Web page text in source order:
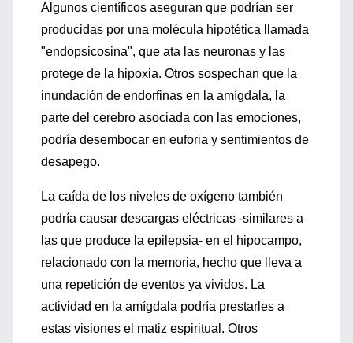
Algunos científicos aseguran que podrían ser
producidas por una molécula hipotética llamada
"endopsicosina", que ata las neuronas y las
protege de la hipoxia. Otros sospechan que la
inundación de endorfinas en la amígdala, la
parte del cerebro asociada con las emociones,
podría desembocar en euforia y sentimientos de
desapego.
La caída de los niveles de oxígeno también
podría causar descargas eléctricas -similares a
las que produce la epilepsia- en el hipocampo,
relacionado con la memoria, hecho que lleva a
una repetición de eventos ya vividos. La
actividad en la amígdala podría prestarles a
estas visiones el matiz espiritual. Otros